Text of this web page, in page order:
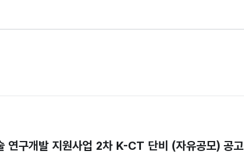
연구개발 지원사업 2차 K-CT 단비 (자유공모) 공고